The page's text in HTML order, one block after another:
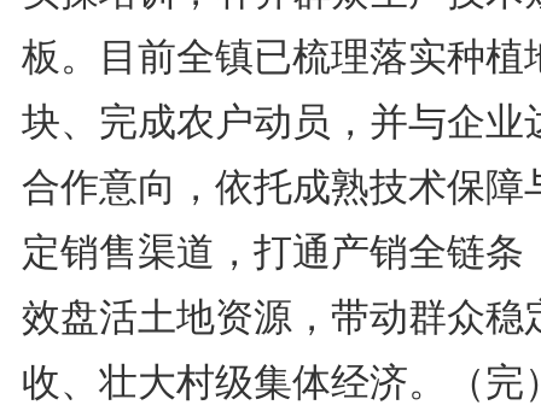
板。目前全镇已梳理落实种植
块、完成农户动员，并与企业
合作意向，依托成熟技术保障
定销售渠道，打通产销全链条
效盘活土地资源，带动群众稳
收、壮大村级集体经济。（完